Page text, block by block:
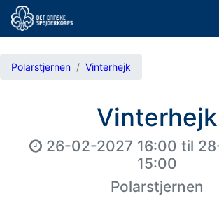
Polarstjernen Vinterhejk
Vinterhejk
26-02-2027 16:00 til
15:00
Polarstjernen